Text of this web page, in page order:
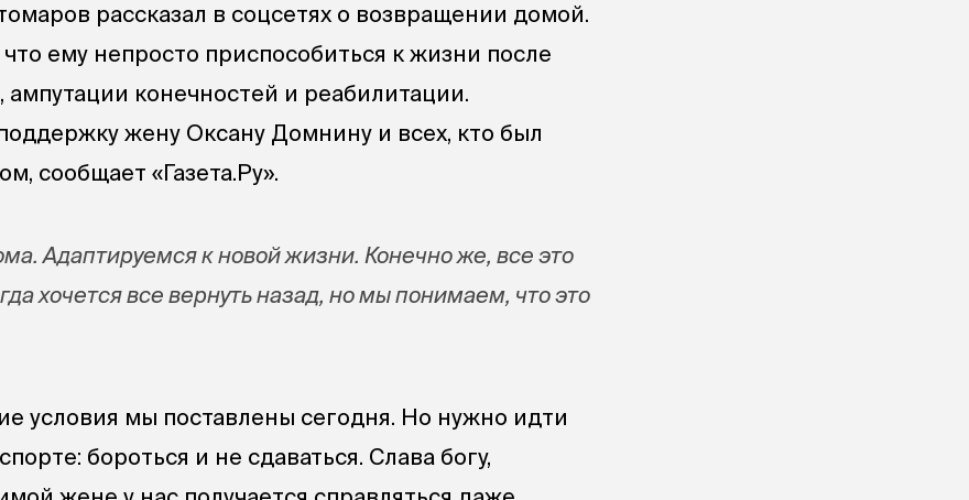
рассказал в соцсетях о возвращении домой.
ему непросто приспособиться к жизни после
ампутации конечностей и реабилитации.
жену Оксану Домнину и всех, кто был
сообщает «Газета.Ру».
Адаптируемся к новой жизни. Конечно же, все это
хочется все вернуть назад, но мы понимаем, что это
условия мы поставлены сегодня. Но нужно идти
бороться и не сдаваться. Слава богу,